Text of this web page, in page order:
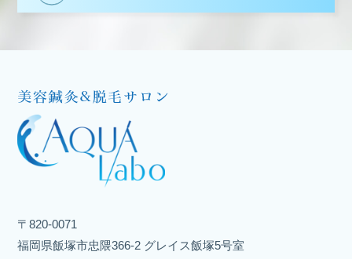
〒820-0071
福岡県飯塚市忠隈366-2 グレイス飯塚5号室